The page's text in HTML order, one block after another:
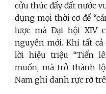
cửu thúc đẩy đất nước
dụng mọi thời cơ để
lược mà Đại hội XIV
nguyên mới. Khi tất
lời hiệu triệu “Tiến
muốn, mà trở thành
Nam ghi danh rực rỡ